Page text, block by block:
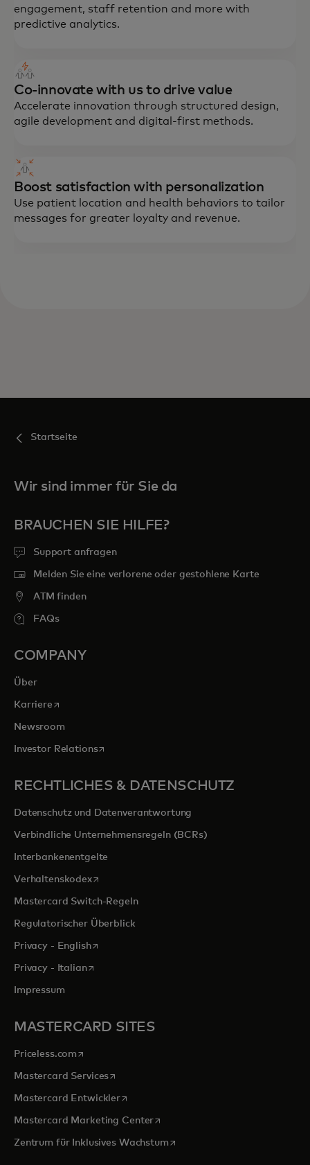
engagement, staff retention and more with
predictive analytics.
Co-innovate with us to drive value
Accelerate innovation through structured design,
agile development and digital-first methods.
Boost satisfaction with personalization
Use patient location and health behaviors to tailor
messages for greater loyalty and revenue.
Startseite
Wir sind immer für Sie da
BRAUCHEN SIE HILFE?
Support anfragen
Melden Sie eine verlorene oder gestohlene Karte
ATM finden
FAQs
COMPANY
Über
Karrierewird in einer neuen Registerkarte geöffnet
Newsroom
Investor Relationswird in einer neuen Registerkarte geöffnet
RECHTLICHES & DATENSCHUTZ
Datenschutz und Datenverantwortung
Verbindliche Unternehmensregeln (BCRs)
Interbankenentgelte
Verhaltenskodexwird in einer neuen Registerkarte geöffnet
Mastercard Switch-Regeln
Regulatorischer Überblick
Privacy - Englishwird in einer neuen Registerkarte geöffnet
Privacy - Italianwird in einer neuen Registerkarte geöffnet
Impressum
MASTERCARD SITES
Priceless.com wird in einer neuen Registerkarte geöffnet
Mastercard Serviceswird in einer neuen Registerkarte geöffnet
Mastercard Entwicklerwird in einer neuen Registerkarte
Mastercard Marketing Centerwird in einer neuen
Zentrum für Inklusives Wachstumwird in einer neuen